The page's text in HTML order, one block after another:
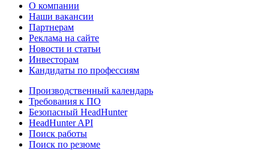
О компании
Наши вакансии
Партнерам
Реклама на сайте
Новости и статьи
Инвесторам
Кандидаты по профессиям
Производственный календарь
Требования к ПО
Безопасный HeadHunter
HeadHunter API
Поиск работы
Поиск по резюме